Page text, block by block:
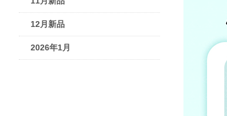
12月新品
2026年1月